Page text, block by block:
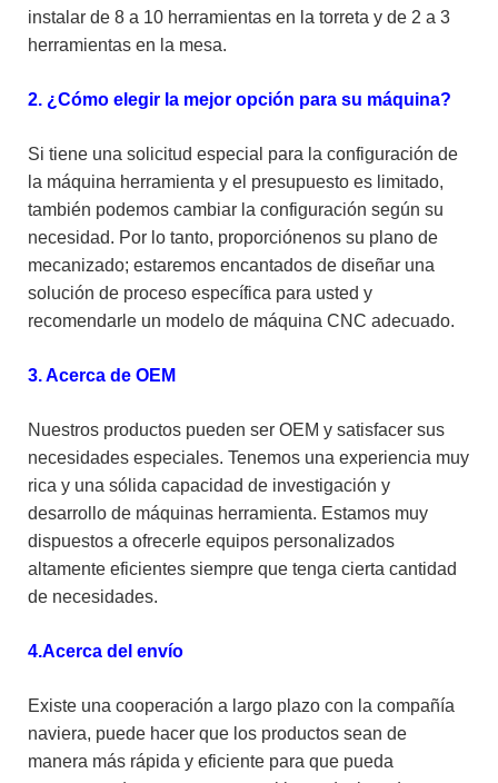
instalar de 8 a 10 herramientas en la torreta y de 2 a 3
herramientas en la mesa.
2. ¿Cómo elegir la mejor opción para su máquina?
Si tiene una solicitud especial para la configuración de
la máquina herramienta y el presupuesto es limitado,
también podemos cambiar la configuración según su
necesidad. Por lo tanto, proporciónenos su plano de
mecanizado; estaremos encantados de diseñar una
solución de proceso específica para usted y
recomendarle un modelo de máquina CNC adecuado.
3. Acerca de OEM
Nuestros productos pueden ser OEM y satisfacer sus
necesidades especiales. Tenemos una experiencia muy
rica y una sólida capacidad de investigación y
desarrollo de máquinas herramienta. Estamos muy
dispuestos a ofrecerle equipos personalizados
altamente eficientes siempre que tenga cierta cantidad
de necesidades.
4.Acerca del envío
Existe una cooperación a largo plazo con la compañía
naviera, puede hacer que los productos sean de
manera más rápida y eficiente para que pueda